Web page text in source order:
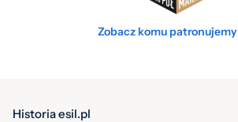
Zobacz komu patronujemy
Historia esil.pl